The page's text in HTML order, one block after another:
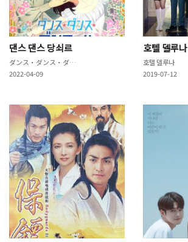
댄스 댄스 당쇠르
ダンス・ダンス・ダンスール
2022-04-09
호텔 델루나
호텔 델루나
2019-07-12